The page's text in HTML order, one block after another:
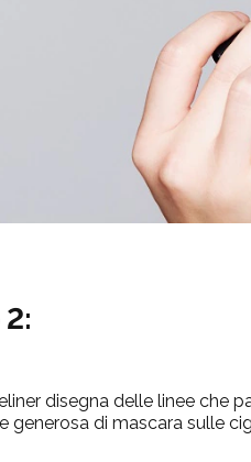
disegna delle linee che
generosa di mascara sulle